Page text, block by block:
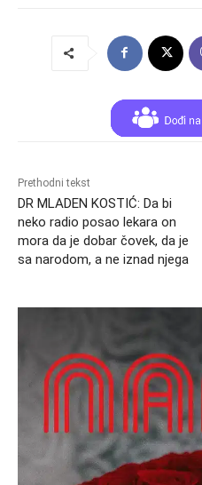
Prethodni tekst
DR MLADEN KOSTIĆ: Da bi
neko radio posao lekara on
mora da je dobar čovek, da je
sa narodom, a ne iznad njega